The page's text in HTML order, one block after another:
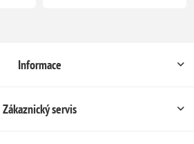
Informace
Zákaznický servis